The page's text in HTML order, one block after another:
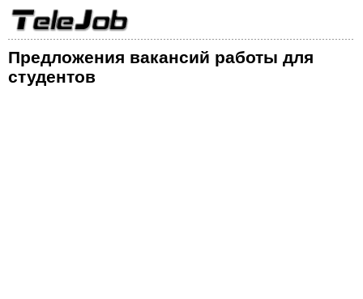
Предложения вакансий работы для
студентов